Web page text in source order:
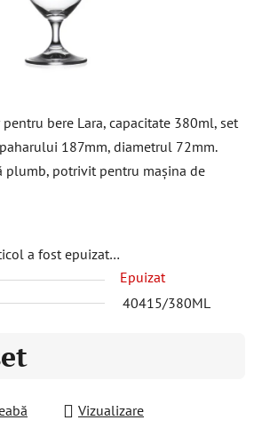
pentru bere Lara, capacitate 380ml, set
187mm, diametrul 72mm.
plumb, potrivit pentru mașina de
a fost epuizat…
Epuizat
40415/380ML
Vizualizare